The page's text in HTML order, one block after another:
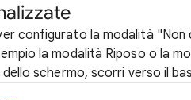
configurato la modalità
la modalità Riposo o la
schermo, scorri verso il